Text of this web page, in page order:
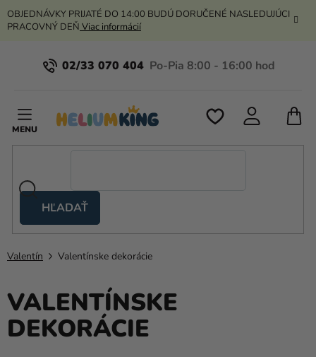
Prejsť
na
OBJEDNÁVKY PRIJATÉ DO 14:00 BUDÚ DORUČENÉ NASLEDUJÚCI
PRACOVNÝ DEŇ Viac informácií
02/33 070 404
HĽADAŤ
stany
Kanekalon
Hélium
a
balóny
Valentín Valentínske dekorácie
VALENTÍNSKE
DEKORÁCIE